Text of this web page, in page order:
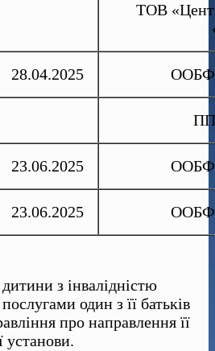
ТОВ
28.04.2025
ПП
23.06.2025
23.06.2025
з інвалідністю
один з її батьків
про направлення її
установи.